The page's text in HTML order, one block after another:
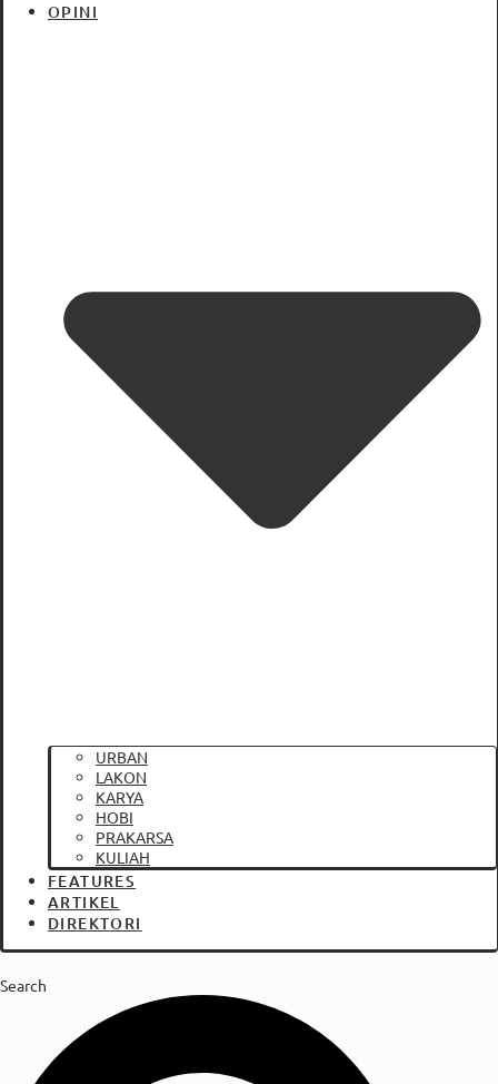
OPINI
URBAN
LAKON
KARYA
HOBI
PRAKARSA
KULIAH
FEATURES
ARTIKEL
DIREKTORI
Search